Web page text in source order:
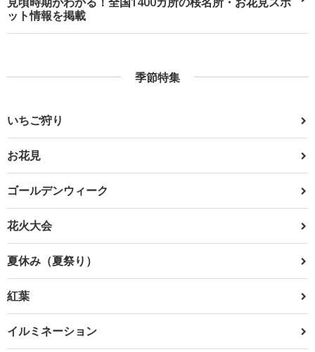
ット情報を掲載
季節特集
いちご狩り
お花見
ゴールデンウィーク
花火大会
夏休み（夏祭り）
紅葉
イルミネーション